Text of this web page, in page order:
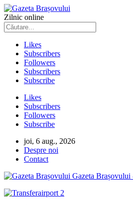
Zilnic online
Likes
Subscribers
Followers
Subscribers
Subscribe
Likes
Subscribers
Followers
Subscribe
joi, 6 aug., 2026
Despre noi
Contact
Gazeta